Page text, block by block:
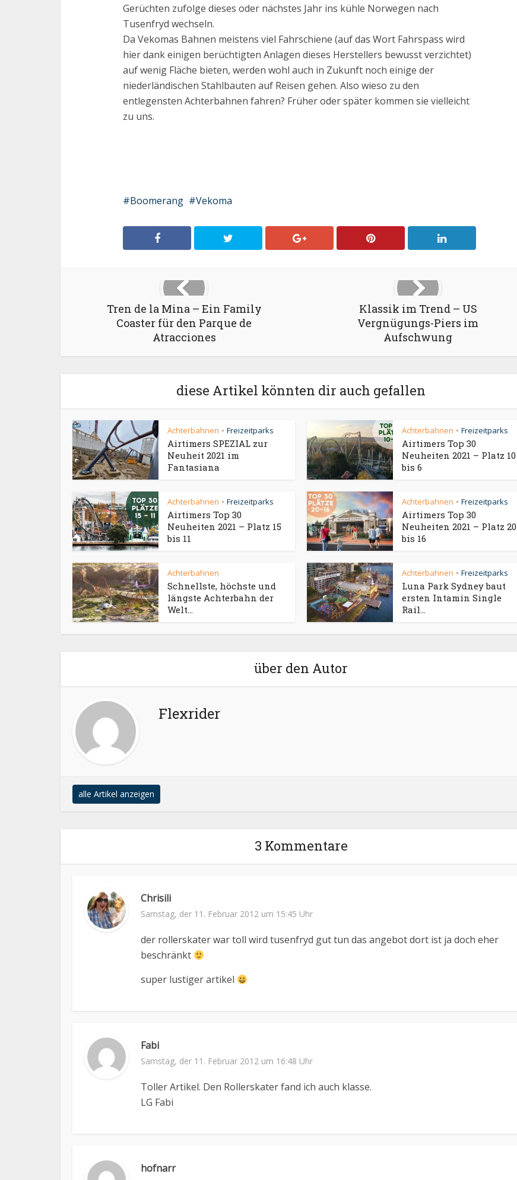
Gerüchten zufolge dieses oder nächstes Jahr ins kühle Norwegen nach
Tusenfryd wechseln.
Da Vekomas Bahnen meistens viel Fahrschiene (auf das Wort Fahrspass wird
hier dank einigen berüchtigten Anlagen dieses Herstellers bewusst verzichtet)
auf wenig Fläche bieten, werden wohl auch in Zukunft noch einige der
niederländischen Stahlbauten auf Reisen gehen. Also wieso zu den
entlegensten Achterbahnen fahren? Früher oder später kommen sie vielleicht
zu uns.
Boomerang Vekoma
Tren de la Mina – Ein Family
Coaster für den Parque de
Atracciones
Klassik im Trend – US
Vergnügungs-Piers im
Aufschwung
diese Artikel könnten dir auch gefallen
Achterbahnen • Freizeitparks
Airtimers SPEZIAL zur
Neuheit 2021 im
Fantasiana
Achterbahnen • Freizeitparks
Airtimers Top 30
Neuheiten 2021 – Platz 10
bis 6
Achterbahnen • Freizeitparks
Airtimers Top 30
Neuheiten 2021 – Platz 15
bis 11
Achterbahnen • Freizeitparks
Airtimers Top 30
Neuheiten 2021 – Platz 20
bis 16
Achterbahnen
Schnellste, höchste und
längste Achterbahn der
Welt...
Achterbahnen • Freizeitparks
Luna Park Sydney baut
ersten Intamin Single
Rail...
über den Autor
Flexrider
alle Artikel anzeigen
3 Kommentare
Chrisili
Samstag, der 11. Februar 2012 um 15:45 Uhr
der rollerskater war toll wird tusenfryd gut tun das angebot dort ist ja doch eher
beschränkt
super lustiger artikel
Fabi
Samstag, der 11. Februar 2012 um 16:48 Uhr
Toller Artikel. Den Rollerskater fand ich auch klasse.
LG Fabi
hofnarr